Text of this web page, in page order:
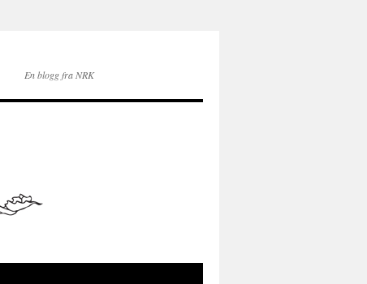
En blogg fra NRK